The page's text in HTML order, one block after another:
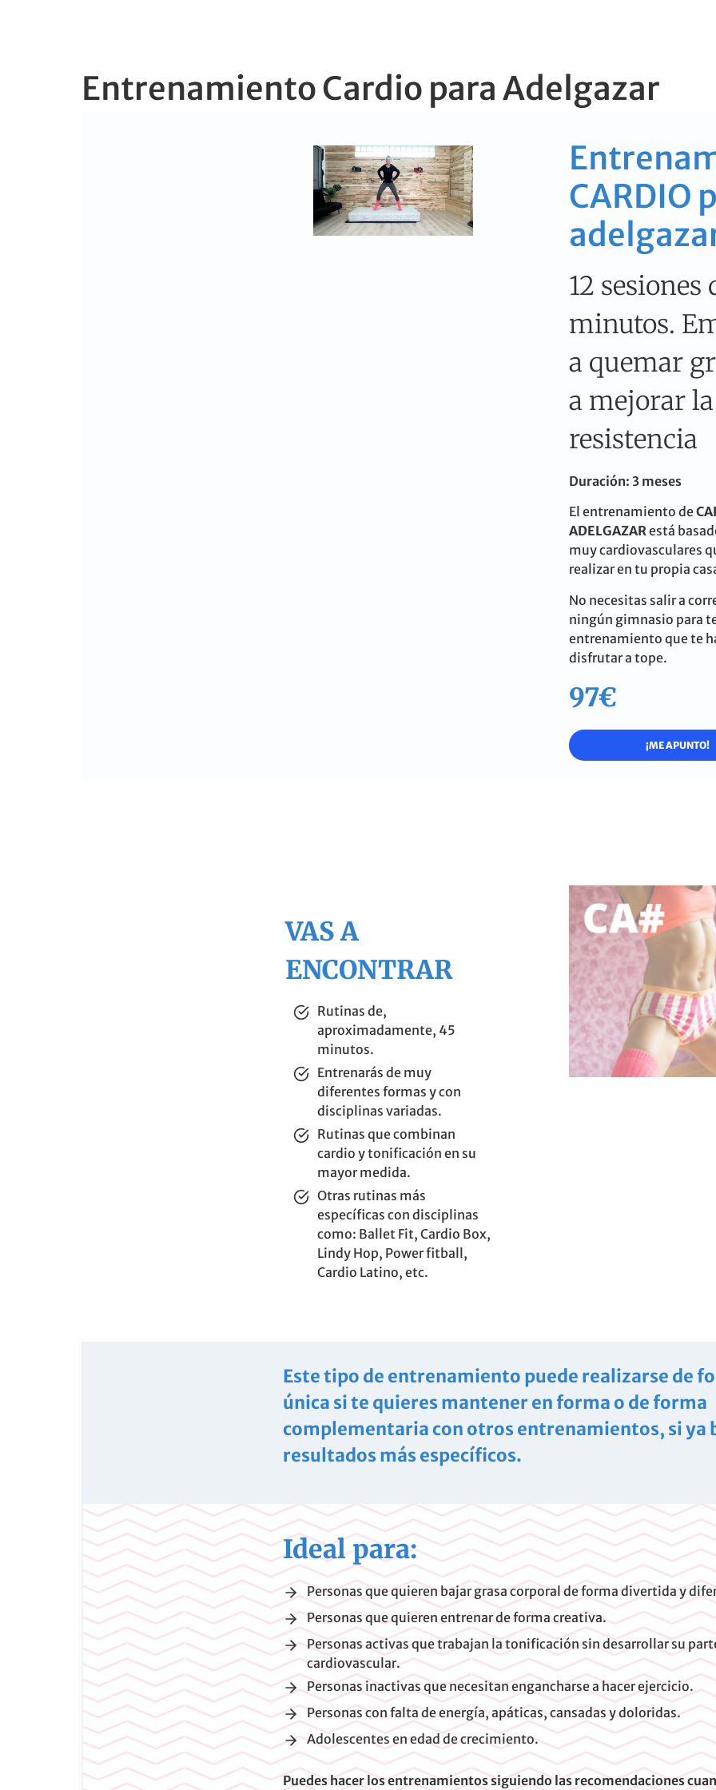
Entrenamiento Cardio para Adelgazar
CARDIO
12 sesiones
minutos.
a quemar
a mejorar la
resistencia
Duración: 3 meses
El entrenamiento de
ADELGAZARestá
muy cardiovasculares
realizar en tu propia
No necesitas salir a
ningún gimnasio para
entrenamiento que te
disfrutar a tope.
97€
¡ME APUNTO!
VAS A
ENCONTRAR
Rutinas de,
aproximadamente, 45
minutos.
Entrenarás de muy
diferentes formas y con
disciplinas variadas.
Rutinas que combinan
cardio y tonificación en su
mayor medida.
Otras rutinas más
específicas con disciplinas
como: Ballet Fit, Cardio Box,
Lindy Hop, Power fitball,
Cardio Latino, etc.
Este tipo de entrenamiento puede realizarse de
única si te quieres mantener en forma o de forma
complementaria con otros entrenamientos, si ya
resultados más específicos.
Ideal para:
Personas que quieren bajar grasa corporal de forma divertida y
Personas que quieren entrenar de forma creativa.
Personas activas que trabajan la tonificación sin desarrollar su
cardiovascular.
Personas inactivas que necesitan engancharse a hacer ejercicio.
Personas con falta de energía, apáticas, cansadas y doloridas.
Adolescentes en edad de crecimiento.
Puedes hacer los entrenamientos siguiendo las recomendaciones